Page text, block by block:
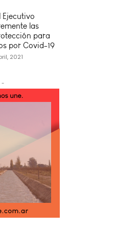
Ejecutivo
las
para
por Covid-19
2021
-